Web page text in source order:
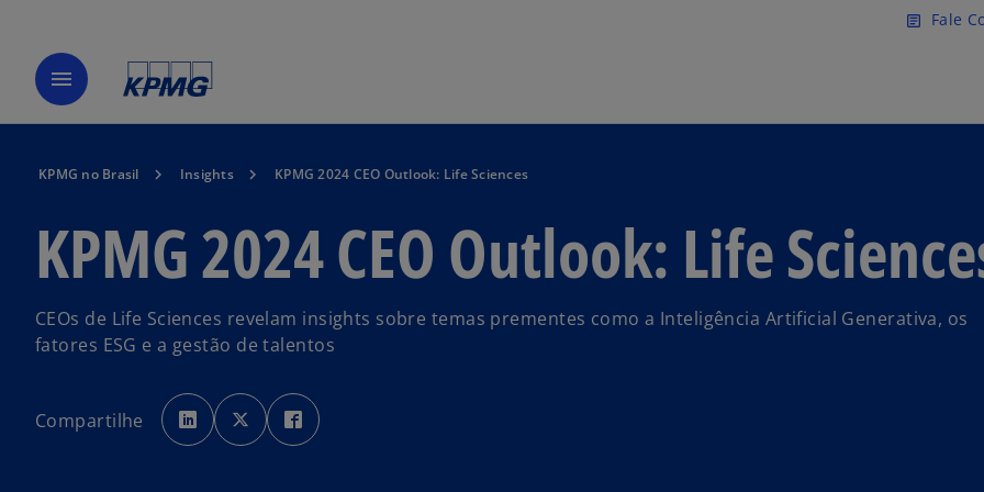
Pular para o conteúdo
article Fale
menu
KPMG no Brasil Insights KPMG 2024 CEO Outlook: Life Sciences
KPMG 2024 CEO Outlook: Life
CEOs de Life Sciences revelam insights sobre temas prementes como a Inteligência Artificial Generativa, os
fatores ESG e a gestão de talentos
Compartilhe
a
b
r
e
a
b
r
e
b
r